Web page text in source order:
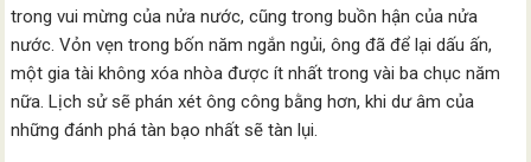
trong vui mừng của nửa nước, cũng trong buồn hận của nửa
nước. Vỏn vẹn trong bốn năm ngắn ngủi, ông đã để lại dấu ấn,
một gia tài không xóa nhòa được ít nhất trong vài ba chục năm
nữa. Lịch sử sẽ phán xét ông công bằng hơn, khi dư âm của
những đánh phá tàn bạo nhất sẽ tàn lụi.